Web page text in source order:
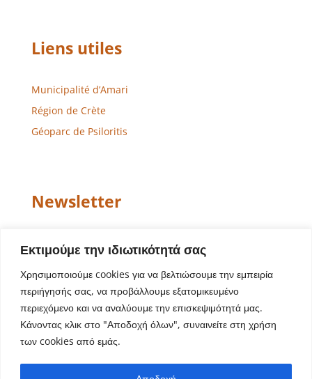
Εκτιμούμε την ιδιωτικότητά σας
Χρησιμοποιούμε cookies για να βελτιώσουμε την εμπειρία
περιήγησής σας, να προβάλλουμε εξατομικευμένο
περιεχόμενο και να αναλύουμε την επισκεψιμότητά μας.
Κάνοντας κλικ στο "Αποδοχή όλων", συναινείτε στη χρήση
των cookies από εμάς.
Liens utiles
Municipalité d’Amari
Région de Crète
Géoparc de Psiloritis
Newsletter